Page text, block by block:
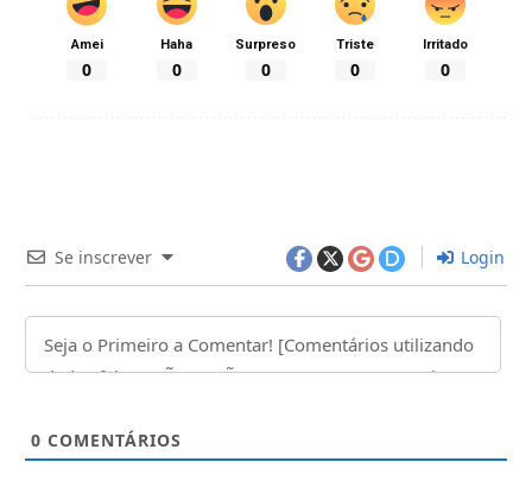
Amei
0
Haha
0
Surpreso
0
Triste
0
Irritado
0
Se inscrever Login
0 COMENTÁRIOS